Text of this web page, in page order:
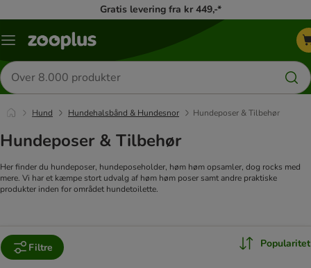
Gratis levering fra kr 449,-*
Menu
Søg
efter
produkter
Hund Hundehalsbånd & Hundesnor Hundeposer & Tilbehør
Hundeposer & Tilbehør
Her finder du hundeposer, hundeposeholder, høm høm opsamler, dog rocks med
mere. Vi har et kæmpe stort udvalg af høm høm poser samt andre praktiske
produkter inden for området hundetoilette.
Filtre Popularitet